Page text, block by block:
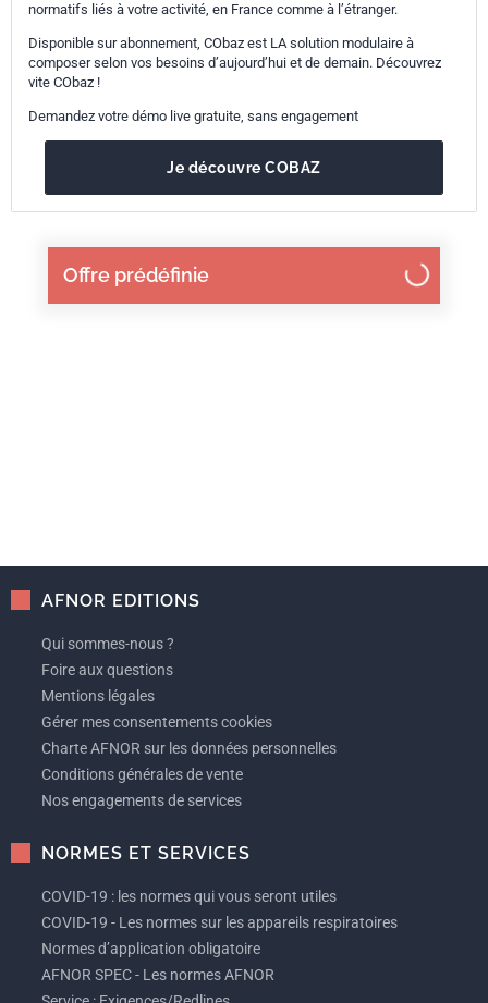
Offre prédéfinie
normatifs liés à votre activité, en France comme à l’étranger.
Disponible sur abonnement, CObaz est LA solution modulaire à
composer selon vos besoins d’aujourd’hui et de demain. Découvrez
vite CObaz !
Demandez votre démo live gratuite, sans engagement
Je découvre COBAZ
AFNOR EDITIONS
Qui sommes-nous ?
Foire aux questions
Mentions légales
Gérer mes consentements cookies
Charte AFNOR sur les données personnelles
Conditions générales de vente
Nos engagements de services
NORMES ET SERVICES
COVID-19 : les normes qui vous seront utiles
COVID-19 - Les normes sur les appareils respiratoires
Normes d’application obligatoire
AFNOR SPEC - Les normes AFNOR